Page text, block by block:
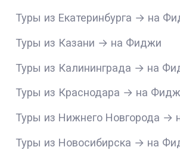
Туры из Екатеринбурга → на
Туры из Казани → на Фиджи
Туры из Калининграда → на
Туры из Краснодара → на
Туры из Нижнего Новгорода →
Туры из Новосибирска → на